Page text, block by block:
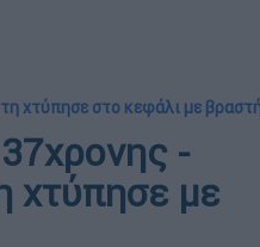
χτύπησε στο κεφάλι με
-
χτύπησε με